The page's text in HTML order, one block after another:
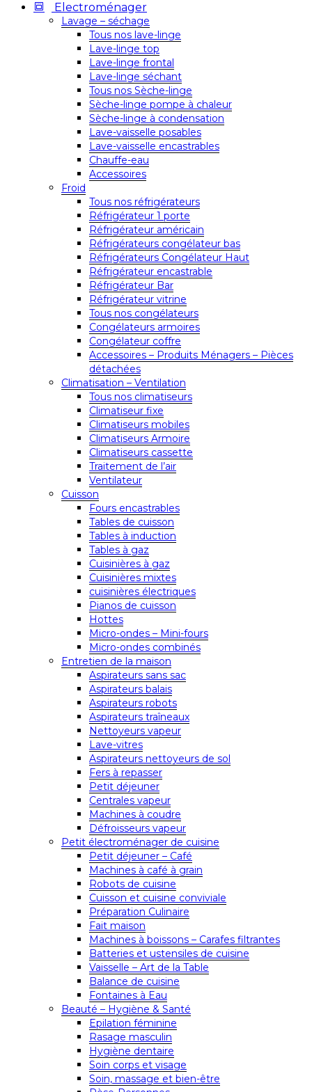
Electroménager
Lavage – séchage
Tous nos lave-linge
Lave-linge top
Lave-linge frontal
Lave-linge séchant
Tous nos Sèche-linge
Sèche-linge pompe à chaleur
Sèche-linge à condensation
Lave-vaisselle posables
Lave-vaisselle encastrables
Chauffe-eau
Accessoires
Froid
Tous nos réfrigérateurs
Réfrigérateur 1 porte
Réfrigérateur américain
Réfrigérateurs congélateur bas
Réfrigérateurs Congélateur Haut
Réfrigérateur encastrable
Réfrigérateur Bar
Réfrigérateur vitrine
Tous nos congélateurs
Congélateurs armoires
Congélateur coffre
Accessoires – Produits Ménagers – Pièces
détachées
Climatisation – Ventilation
Tous nos climatiseurs
Climatiseur fixe
Climatiseurs mobiles
Climatiseurs Armoire
Climatiseurs cassette
Traitement de l’air
Ventilateur
Cuisson
Fours encastrables
Tables de cuisson
Tables à induction
Tables à gaz
Cuisinières à gaz
Cuisinières mixtes
cuisinières électriques
Pianos de cuisson
Hottes
Micro-ondes – Mini-fours
Micro-ondes combinés
Entretien de la maison
Aspirateurs sans sac
Aspirateurs balais
Aspirateurs robots
Aspirateurs traîneaux
Nettoyeurs vapeur
Lave-vitres
Aspirateurs nettoyeurs de sol
Fers à repasser
Petit déjeuner
Centrales vapeur
Machines à coudre
Défroisseurs vapeur
Petit électroménager de cuisine
Petit déjeuner – Café
Machines à café à grain
Robots de cuisine
Cuisson et cuisine conviviale
Préparation Culinaire
Fait maison
Machines à boissons – Carafes filtrantes
Batteries et ustensiles de cuisine
Vaisselle – Art de la Table
Balance de cuisine
Fontaines à Eau
Beauté – Hygiène & Santé
Epilation féminine
Rasage masculin
Hygiène dentaire
Soin corps et visage
Soin, massage et bien-être